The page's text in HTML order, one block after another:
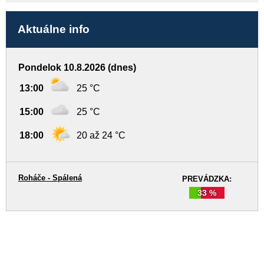
Aktuálne info
Pondelok 10.8.2026 (dnes)
13:00 25 °C
15:00 25 °C
18:00 20 až 24 °C
PREVÁDZKA:
33 %
Roháče - Spálená